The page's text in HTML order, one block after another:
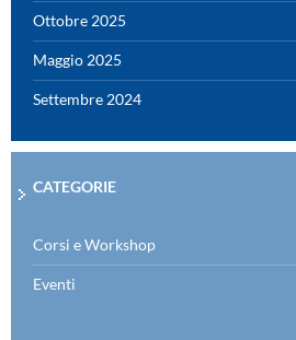
Ottobre 2025
Maggio 2025
Settembre 2024
CATEGORIE
Corsi e Workshop
Eventi